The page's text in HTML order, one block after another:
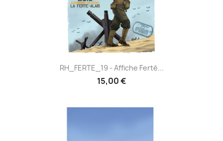
RH_FERTE_19 - Affiche Ferté...
15,00 €